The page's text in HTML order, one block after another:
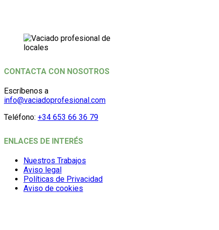
CONTACTA CON NOSOTROS
Escríbenos a
info@vaciadoprofesional.com
Teléfono: +34 653 66 36 79
ENLACES DE INTERÉS
Nuestros Trabajos
Aviso legal
Políticas de Privacidad
Aviso de cookies